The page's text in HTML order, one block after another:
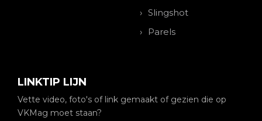
Slingshot
Parels
LINKTIP LIJN
Vette video, foto's of link gemaakt of gezien die op
VKMag moet staan?